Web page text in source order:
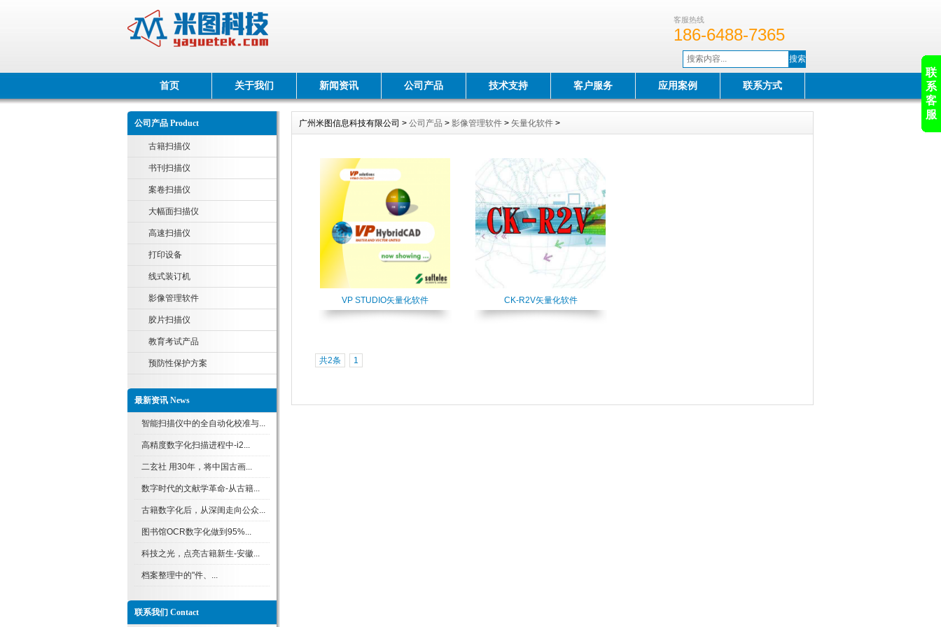
客服热线
186-6488-7365
首页 关于我们 新闻资讯 公司产品 技术支持 客户服务 应用案例 联系方式
公司产品 Product
古籍扫描仪
书刊扫描仪
案卷扫描仪
大幅面扫描仪
高速扫描仪
打印设备
线式装订机
影像管理软件
胶片扫描仪
教育考试产品
预防性保护方案
最新资讯 News
智能扫描仪中的全自动化校准与...
高精度数字化扫描进程中-i2...
二玄社 用30年，将中国古画...
数字时代的文献学革命-从古籍...
古籍数字化后，从深闺走向公众...
图书馆OCR数字化做到95%...
科技之光，点亮古籍新生-安徽...
档案整理中的"件、...
联系我们 Contact
广州米图信息科技有限公司 > 公司产品 > 影像管理软件 > 矢量化软件 >
VP STUDIO矢量化软件 CK-R2V矢量化软件
共2条 1
联
系
客
服